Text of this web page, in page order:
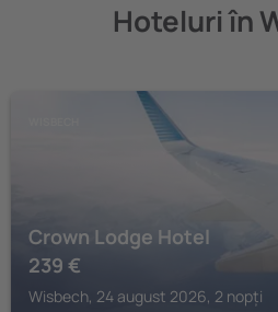
Hoteluri în
Crown Lodge Hotel
239 €
Wisbech, 24 august 2026, 2 nopți